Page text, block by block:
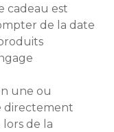
cadeau est
de la date
une ou
directement
lors de la